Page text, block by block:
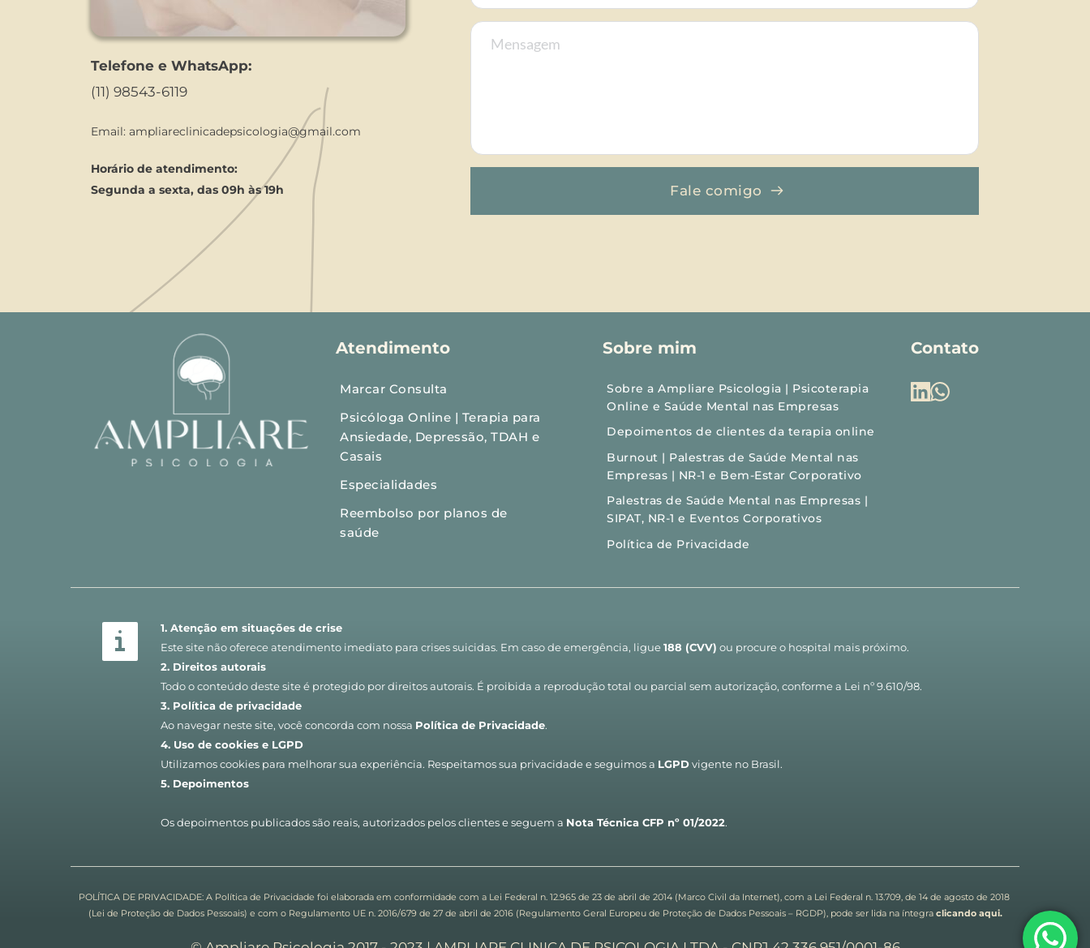
Telefone e WhatsApp:
(11) 98543-6119
Email: ampliareclinicadepsicologia@gmail.com
Horário de atendimento:
Segunda a sexta, das 09h às 19h
Fale comigo
Atendimento
Marcar Consulta
Psicóloga Online | Terapia para
Ansiedade, Depressão, TDAH e
Casais
Especialidades
Reembolso por planos de
saúde
Sobre mim
Sobre a Ampliare Psicologia | Psicoterapia
Online e Saúde Mental nas Empresas
Depoimentos de clientes da terapia online
Burnout | Palestras de Saúde Mental nas
Empresas | NR-1 e Bem-Estar Corporativo
Palestras de Saúde Mental nas Empresas |
SIPAT, NR-1 e Eventos Corporativos
Política de Privacidade
Contato
1. Atenção em situações de crise
Este site não oferece atendimento imediato para crises suicidas. Em caso de emergência, ligue 188 (CVV) ou procure o hospital mais próximo.
2. Direitos autorais
Todo o conteúdo deste site é protegido por direitos autorais. É proibida a reprodução total ou parcial sem autorização, conforme a Lei nº 9.610/98.
3. Política de privacidade
Ao navegar neste site, você concorda com nossa Política de Privacidade.
4. Uso de cookies e LGPD
Utilizamos cookies para melhorar sua experiência. Respeitamos sua privacidade e seguimos a LGPD vigente no Brasil.
5. Depoimentos
Os depoimentos publicados são reais, autorizados pelos clientes e seguem a Nota Técnica CFP nº 01/2022.
POLÍTICA DE PRIVACIDADE: A Política de Privacidade foi elaborada em conformidade com a Lei Federal n. 12.965 de 23 de abril de 2014 (Marco Civil da Internet), com a Lei Federal n. 13.709, de 14 de agosto de 2018
(Lei de Proteção de Dados Pessoais) e com o Regulamento UE n. 2016/679 de 27 de abril de 2016 (Regulamento Geral Europeu de Proteção de Dados Pessoais – RGDP), pode ser lida na íntegra clicando aqui.